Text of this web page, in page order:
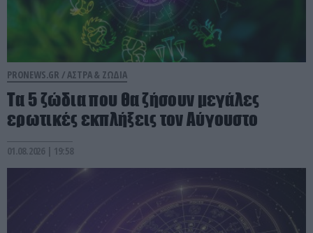
PRONEWS.GR / ΑΣΤΡΑ & ΖΩΔΙΑ
Τα 5 ζώδια που θα ζήσουν μεγάλες
ερωτικές εκπλήξεις τον Αύγουστο
01.08.2026 | 19:58